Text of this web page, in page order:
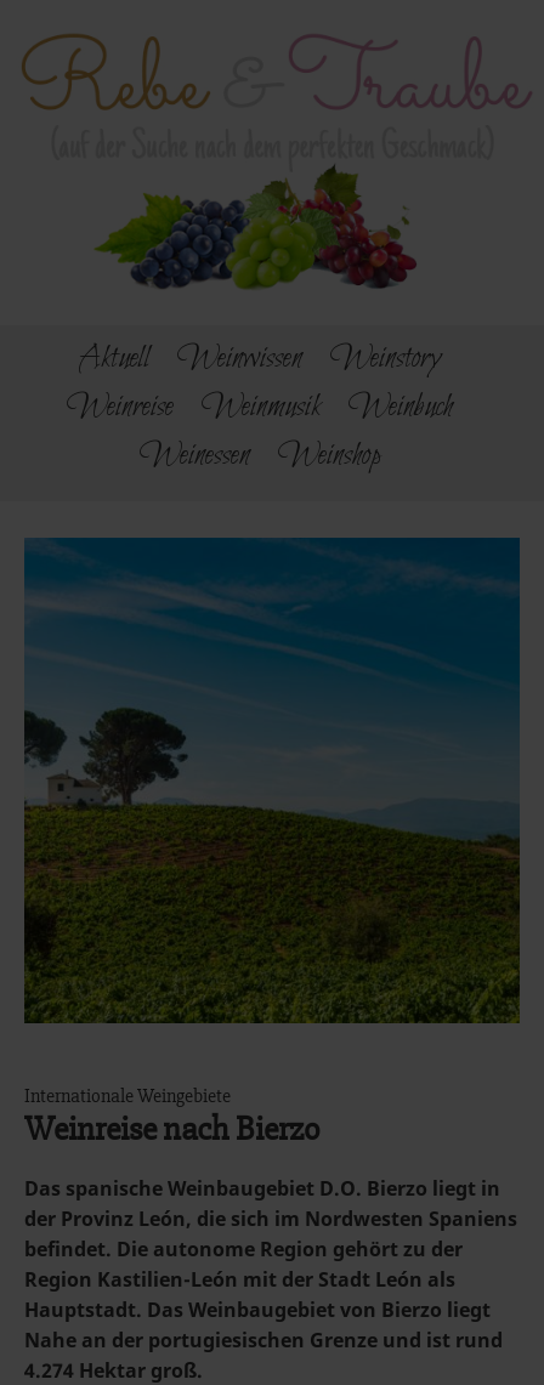
Aktuell Weinwissen
Weinstory
Weinreise
Weinmusik
Weinbuch
Weinessen
Weinshop
Internationale Weingebiete
Weinreise nach Bierzo
Das spanische Weinbaugebiet D.O. Bierzo liegt in
der Provinz León, die sich im Nordwesten Spaniens
befindet. Die autonome Region gehört zu der
Region Kastilien-León mit der Stadt León als
Hauptstadt. Das Weinbaugebiet von Bierzo liegt
Nahe an der portugiesischen Grenze und ist rund
4.274 Hektar groß.